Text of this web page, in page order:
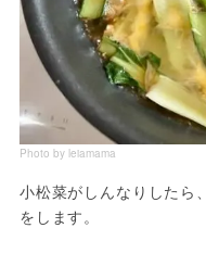
Photo by leiamama
小松菜がしんなりしたら
をします。